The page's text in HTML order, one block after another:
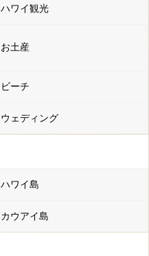
ハワイ観光
お土産
ビーチ
ウェディング
ハワイ島
カウアイ島